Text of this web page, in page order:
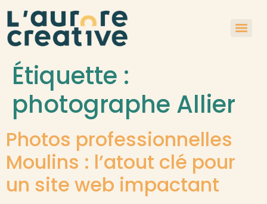
Étiquette :
photographe Allier
Photos professionnelles
Moulins : l’atout clé pour
un site web impactant